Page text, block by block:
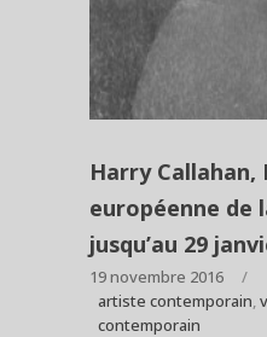
Harry Callahan,
européenne de
jusqu’au 29
19 novembre 2016
artiste contemporain,
contemporain